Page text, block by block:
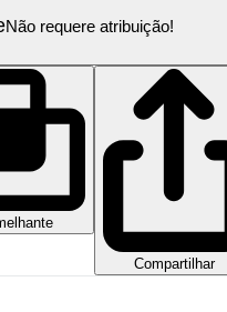
Não requere atribuição!
Compartilhar